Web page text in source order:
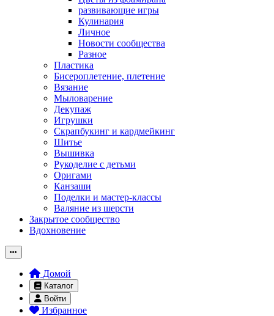
развивающие игры
Кулинария
Личное
Новости сообщества
Разное
Пластика
Бисероплетение, плетение
Вязание
Мыловарение
Декупаж
Игрушки
Скрапбукинг и кардмейкинг
Шитье
Вышивка
Рукоделие с детьми
Оригами
Канзаши
Поделки и мастер-классы
Валяние из шерсти
Закрытое сообщество
Вдохновение
Домой
Каталог
Войти
Избранное